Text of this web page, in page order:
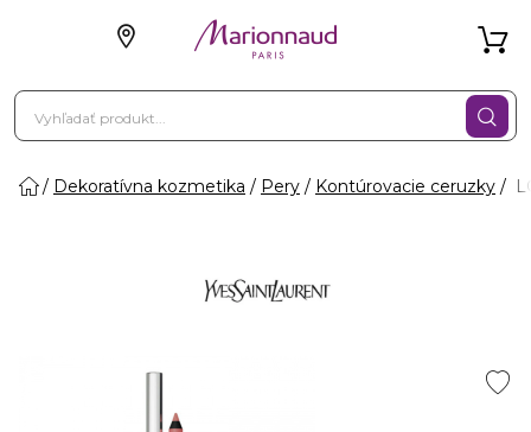
Dekoratívna kozmetika Pery Kontúrovacie ceruzky